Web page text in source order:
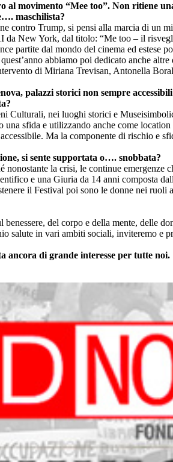
al movimento “Mee too”. Non ritiene
maschilista?
contro Trump, si pensi alla marcia di un
New York, dal titolo: “Me too – il
partite dal mondo del cinema ed
abbiamo poi dedicato anche
di Miriana Trevisan, Antonella
palazzi storici non sempre
Culturali, nei luoghi storici e
una sfida e utilizzando anche come
Ma la componente di rischio e
si sente supportata o…. snobbata?
nonostante la crisi, le continue
e una Giuria da 14 anni composta
il Festival poi sono le donne nei ruoli
del corpo e della mente, delle
salute in vari ambiti sociali, inviteremo e
ancora di grande interesse per tutte noi.